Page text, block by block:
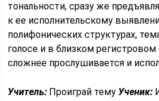
тональности, сразу же
к ее исполнительскому
полифонических структурах,
голосе и в близком
сложнее прослушивается и
Учитель: Проиграй тему Ученик: